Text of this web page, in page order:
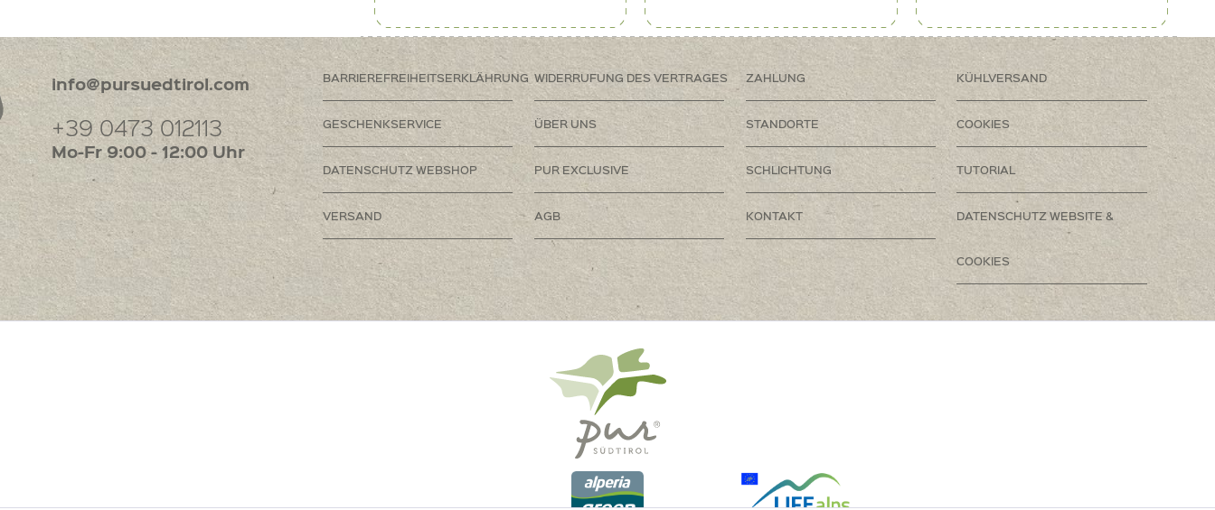
info@pursuedtirol.com
+39 0473 012113
Mo-Fr 9:00 - 12:00 Uhr
BARRIEREFREIHEITSERKLÄHRUNG WIDERRUFUNG DES VERTRAGES ZAHLUNG KÜHLVERSAND
GESCHENKSERVICE ÜBER UNS STANDORTE COOKIES
DATENSCHUTZ WEBSHOP PUR EXCLUSIVE SCHLICHTUNG TUTORIAL
VERSAND AGB KONTAKT DATENSCHUTZ WEBSITE &
COOKIES